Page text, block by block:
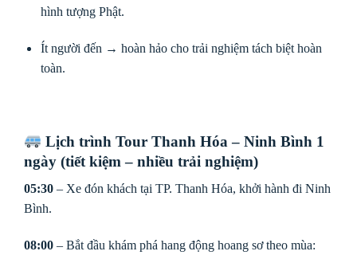
hình tượng Phật.
Ít người đến → hoàn hảo cho trải nghiệm tách biệt hoàn
toàn.
Lịch trình Tour Thanh Hóa – Ninh Bình 1
ngày (tiết kiệm – nhiều trải nghiệm)
05:30 – Xe đón khách tại TP. Thanh Hóa, khởi hành đi Ninh
Bình.
08:00 – Bắt đầu khám phá hang động hoang sơ theo mùa: